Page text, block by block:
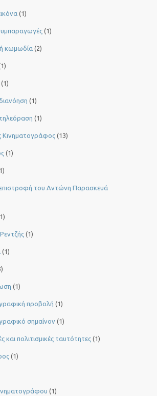
(1)
(1)
κωμωδία (2)
(1)
(1)
(1)
Κινηματογράφος (13)
(1)
του Αντώνη Παρασκευά
(1)
(1)
(1)
προβολή (1)
σημαίνον (1)
και πολιτισμικές ταυτότητες (1)
(1)
(1)